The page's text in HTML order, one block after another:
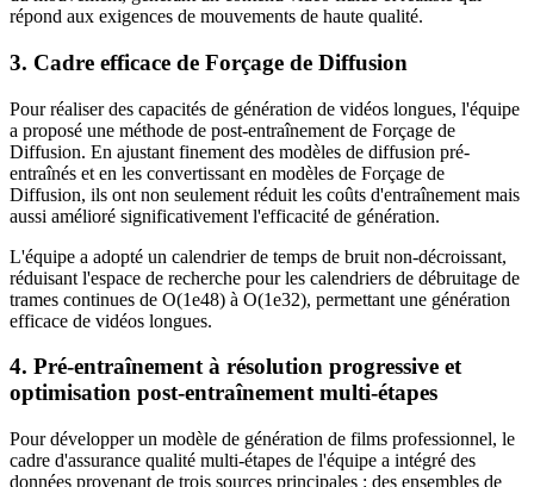
répond aux exigences de mouvements de haute qualité.
3. Cadre efficace de Forçage de Diffusion
Pour réaliser des capacités de génération de vidéos longues, l'équipe
a proposé une méthode de post-entraînement de Forçage de
Diffusion. En ajustant finement des modèles de diffusion pré-
entraînés et en les convertissant en modèles de Forçage de
Diffusion, ils ont non seulement réduit les coûts d'entraînement mais
aussi amélioré significativement l'efficacité de génération.
L'équipe a adopté un calendrier de temps de bruit non-décroissant,
réduisant l'espace de recherche pour les calendriers de débruitage de
trames continues de O(1e48) à O(1e32), permettant une génération
efficace de vidéos longues.
4. Pré-entraînement à résolution progressive et
optimisation post-entraînement multi-étapes
Pour développer un modèle de génération de films professionnel, le
cadre d'assurance qualité multi-étapes de l'équipe a intégré des
données provenant de trois sources principales : des ensembles de